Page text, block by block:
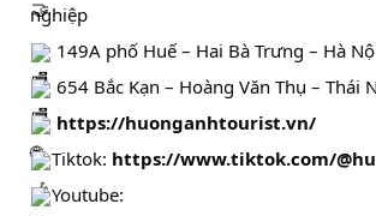
nghiệp
149A phố Huế – Hai Bà Trưng – Hà
654 Bắc Kạn – Hoàng Văn Thụ – Thái
https://huonganhtourist.vn/
Tiktok: https://www.tiktok.com/
Youtube: